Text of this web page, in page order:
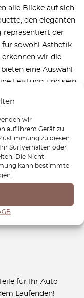
wir
auf Ihrem Gerät zu
zu diesen
Surfverhalten oder
Die Nicht-
kann bestimmte
alle Blicke auf sich
den eleganten
repräsentiert der
für sowohl Ästhetik
erkennen wir die
eine Auswahl
Leistung und sein
vollständigen
entwickelt,
stets in Bestform
sorgt
Sie noch
Ihr Peugeot RCZ
für Ihr Auto
Laufenden!